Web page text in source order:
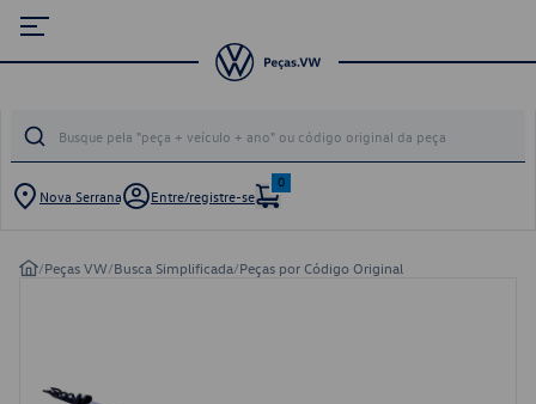
Nova Serrana Entre/registre-se
0
/Peças VW/Busca Simplificada/Peças por Código Original